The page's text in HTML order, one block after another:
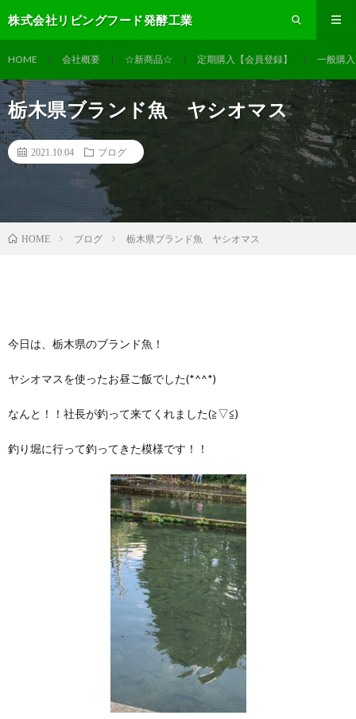
株式会社リビングフード発酵工業
HOME 会社概要 ☆新商品☆ 定期購入【会員登録】 一般購
栃木県ブランド魚 ヤシオマス
2021.10.04 ブログ
HOME ブログ 栃木県ブランド魚 ヤシオマス
今日は、栃木県のブランド魚！
ヤシオマスを使ったお昼ご飯でした(*^^*)
なんと！！社長が釣って来てくれました(≧▽≦)
釣り堀に行って釣ってきた模様です！！